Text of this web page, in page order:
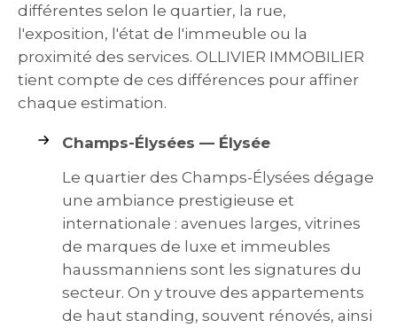
différentes selon le quartier, la rue,
l'exposition, l'état de l'immeuble ou la
proximité des services. OLLIVIER IMMOBILIER
tient compte de ces différences pour affiner
chaque estimation.
Champs-Élysées — Élysée
Le quartier des Champs-Élysées dégage
une ambiance prestigieuse et
internationale : avenues larges, vitrines
de marques de luxe et immeubles
haussmanniens sont les signatures du
secteur. On y trouve des appartements
de haut standing, souvent rénovés, ainsi